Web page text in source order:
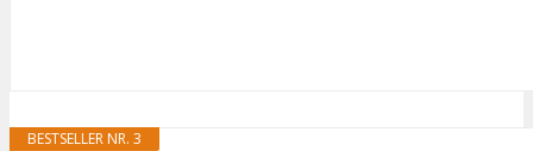
BESTSELLER NR. 3